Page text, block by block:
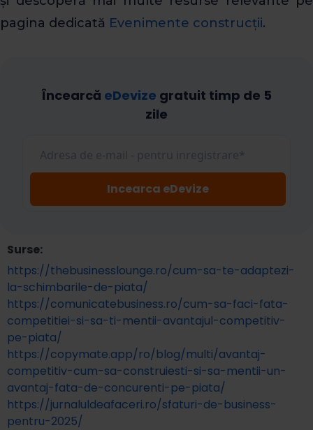
pagina dedicată Evenimente construcții.
Încearcă eDevize gratuit timp de 5
zile
Surse:
https://thebusinesslounge.ro/cum-sa-te-adaptezi-
la-schimbarile-de-piata/
https://comunicatebusiness.ro/cum-sa-faci-fata-
competitiei-si-sa-ti-mentii-avantajul-competitiv-
pe-piata/
https://copymate.app/ro/blog/multi/avantaj-
competitiv-cum-sa-construiesti-si-sa-mentii-un-
avantaj-fata-de-concurenti-pe-piata/
https://jurnaluldeafaceri.ro/sfaturi-de-business-
pentru-2025/